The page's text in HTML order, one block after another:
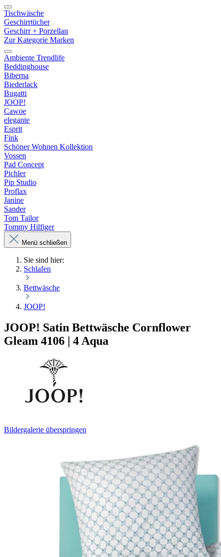
Tischwäsche
Geschirrtücher
Geschirr + Porzellan
Zur Kategorie Marken
Ambiente Trendlife
Beddinghouse
Biberna
Biederlack
Bugatti
JOOP!
Cawoe
elegante
Esprit
Fink
Schöner Wohnen Kollektion
Vossen
Pad Concept
Pichler
Pip Studio
Proflax
Janine
Sander
Tom Tailor
Tommy Hilfiger
Menü schließen
Sie sind hier:
Schlafen
Bettwäsche
JOOP!
JOOP! Satin Bettwäsche Cornflower
Gleam 4106 | 4 Aqua
Bildergalerie überspringen